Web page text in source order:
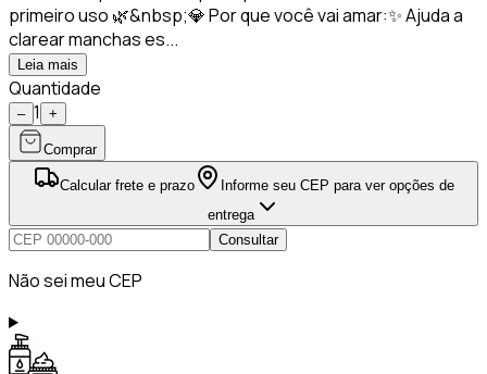
primeiro uso 🌿&nbsp;💎 Por que você vai amar:✨ Ajuda a
clarear manchas es...
Leia mais
Quantidade
– 1 +
Comprar
Calcular frete e prazo
Informe seu CEP para ver opções de
entrega
Consultar
Não sei meu CEP